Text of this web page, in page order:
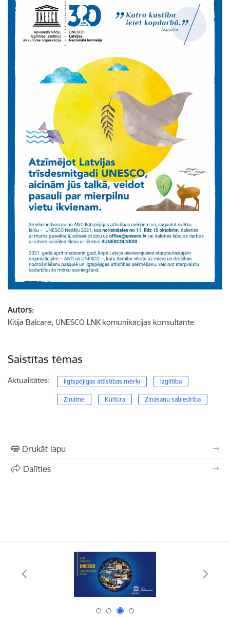
Autors:
Kitija Balcare, UNESCO LNK komunikācijas konsultante
Saistītas tēmas
Aktualitātes: Ilgtspējīgas attīstības mērķi Izglītība
Zinātne Kultūra Zināšanu sabiedrība
Drukāt lapu
Dalīties